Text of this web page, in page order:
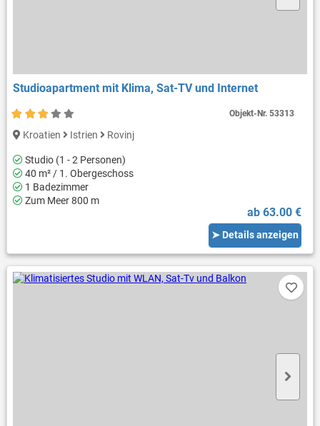
Studioapartment mit Klima, Sat-TV und Internet
Kroatien Istrien Rovinj
Studio (1 - 2 Personen)
40 m² / 1. Obergeschoss
1 Badezimmer
Zum Meer 800 m
ab 63.00 €
➤ Details anzeigen
Objekt-Nr.53313